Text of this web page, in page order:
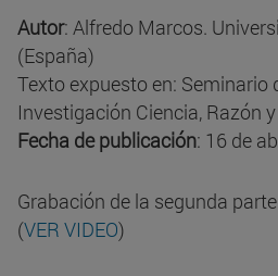
Autor: Alfredo Marcos.
(España)
Texto expuesto en: Seminario
Investigación Ciencia, Razón
Fecha de publicación: 16 de
Grabación de la segunda
(VER VIDEO)